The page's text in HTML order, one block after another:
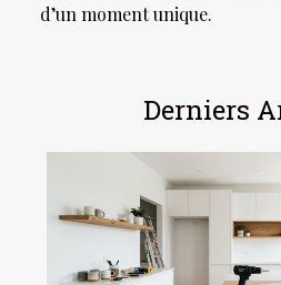
d’un moment unique.
Derniers